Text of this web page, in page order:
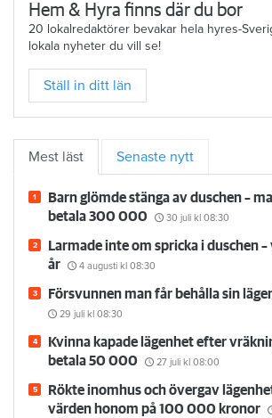
Hem & Hyra finns där du bor
20 lokalredaktörer bevakar hela hyres-
lokala nyheter du vill se!
Ställ in ditt län
Mest läst Senaste nytt
Barn glömde stänga av duschen –
betala 300 000
30 juli kl 08:30
Larmade inte om spricka i duschen
år
4 augusti kl 08:30
Försvunnen man får behålla sin
29 juli kl 08:30
Kvinna kapade lägenhet efter
betala 50 000
27 juli kl 08:00
Rökte inomhus och övergav
värden honom på 100 000 kronor